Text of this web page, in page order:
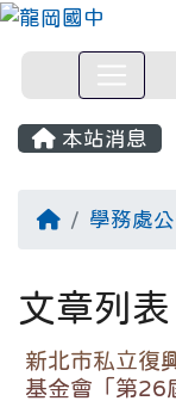
本站消息
回首頁學務處
文章列表
新北市私立復
基金會「第26